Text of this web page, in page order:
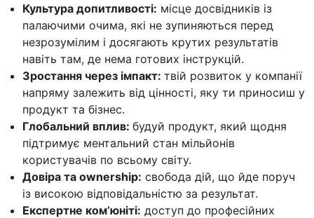
Культура допитливості: місце досвідників із
палаючими очима, які не зупиняються перед
незрозумілим і досягають крутих результатів
навіть там, де нема готових інструкцій.
Зростання через імпакт: твій розвиток у компанії
напряму залежить від цінності, яку ти приносиш у
продукт та бізнес.
Глобальний вплив: будуй продукт, який щодня
підтримує ментальний стан мільйонів
користувачів по всьому світу.
Довіра та ownership: свобода дій, що йде поруч
із високою відповідальністю за результат.
Експертне ком’юніті: доступ до професійних